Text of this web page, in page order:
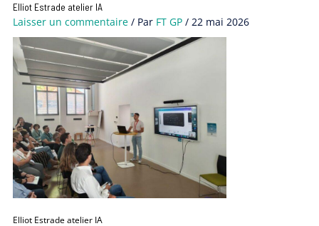
Elliot Estrade atelier IA
Laisser un commentaire / Par FT GP/22 mai 2026
Elliot Estrade atelier IA
des
articles